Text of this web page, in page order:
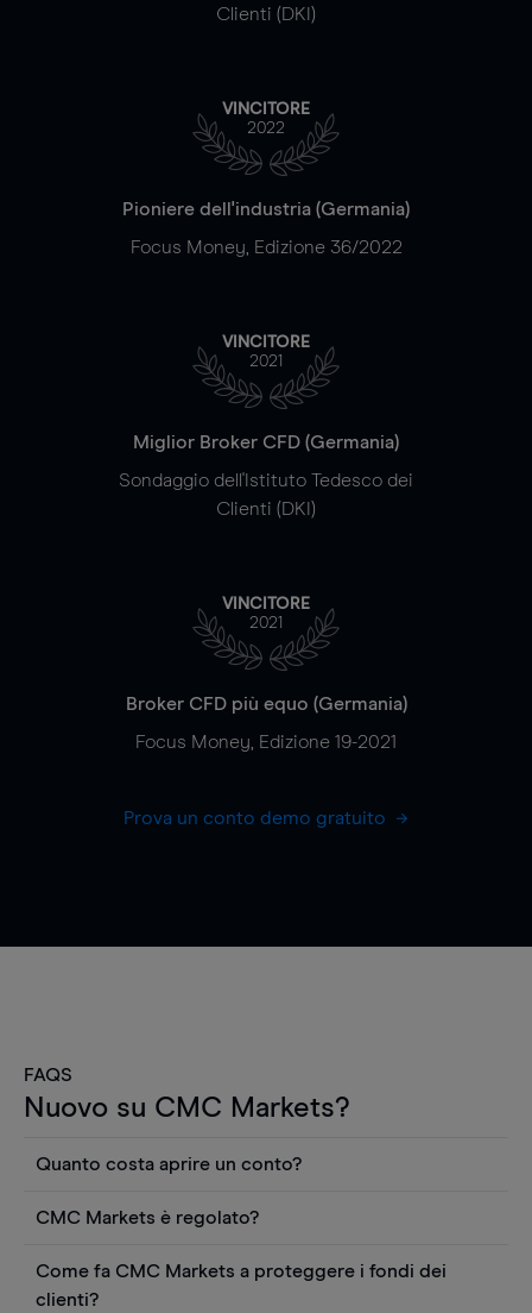
Clienti (DKI)
VINCITORE
2022
Pioniere dell'industria (Germania)
Focus Money, Edizione 36/2022
VINCITORE
2021
Miglior Broker CFD (Germania)
Sondaggio dell'Istituto Tedesco dei
Clienti (DKI)
VINCITORE
2021
Broker CFD più equo (Germania)
Focus Money, Edizione 19-2021
Prova un conto demo gratuito
FAQS
Nuovo su CMC Markets?
Quanto costa aprire un conto?
Puoi anche visualizzare gratuitamente i prezzi e
utilizzare strumenti come grafici, notizie Reuters
o rapporti quantitativi sui titoli azionari di
CMC Markets è regolato?
regolamentato dall'Autorità federale tedesca di
Come fa CMC Markets a proteggere i fondi dei
clienti?